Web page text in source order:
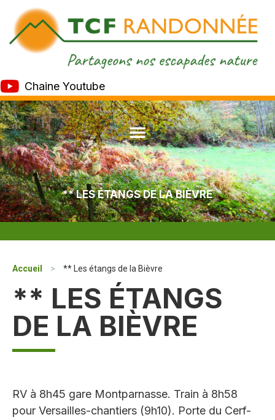
Chaine Youtube
** LES ÉTANGS DE LA BIÈVRE
Accueil > ** Les étangs de la Bièvre
** LES ÉTANGS
DE LA BIÈVRE
RV à 8h45 gare Montparnasse. Train à 8h58
pour Versailles-chantiers (9h10). Porte du Cerf-